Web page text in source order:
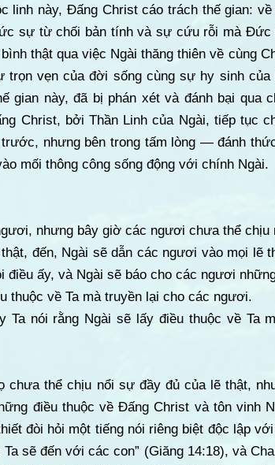
linh này, Đấng Christ cáo trách thế gian:
sự từ chối bản tính và sự cứu rỗi mà Đức
thật qua việc Ngài thăng thiên về cùng
trọn vẹn của đời sống cùng sự hy sinh
này, đã bị phán xét và đánh bại qua
Christ, bởi Thần Linh của Ngài, tiếp tục
nhưng bên trong tấm lòng — đánh
mối thông công sống động với chính Ngài.
nhưng bây giờ các ngươi chưa thể chịu
đến, Ngài sẽ dẫn các ngươi vào mọi lẽ
ấy, và Ngài sẽ báo cho các ngươi
thuộc về Ta mà truyền lại cho các ngươi.
nói rằng Ngài sẽ lấy điều thuộc về Ta
chưa thể chịu nổi sự đầy đủ của lẽ thật,
điều thuộc về Đấng Christ và tôn vinh
đòi hỏi một tiếng nói riêng biệt độc lập
sẽ đến với các con” (Giăng 14:18), và